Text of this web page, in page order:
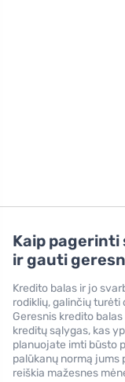
Kaip pagerinti
ir gauti
Kredito balas ir jo
rodiklių, galinčių
Geresnis kredito
kreditų sąlygas, kas
planuojate imti būsto
palūkanų normą jums
reiškia mažesnes